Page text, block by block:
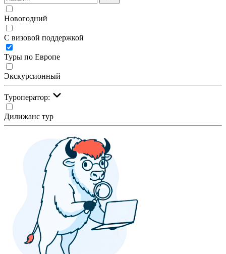
Новогодний
С визовой поддержкой
Туры по Европе
Экскурсионный
Туроператор:
Дилижанс тур